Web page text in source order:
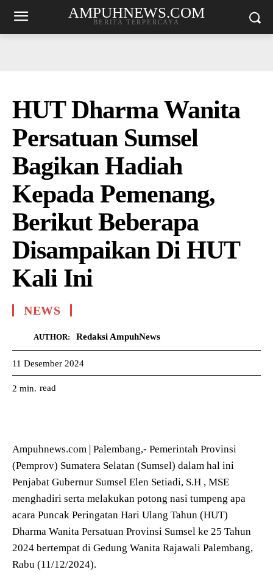
AMPUHNEWS.COM
BERITA TERPERCAYA
HUT Dharma Wanita
Persatuan Sumsel
Bagikan Hadiah
Kepada Pemenang,
Berikut Beberapa
Disampaikan Di HUT
Kali Ini
NEWS
AUTHOR: Redaksi AmpuhNews
11 Desember 2024
2 min. read
Ampuhnews.com | Palembang,- Pemerintah Provinsi
(Pemprov) Sumatera Selatan (Sumsel) dalam hal ini
Penjabat Gubernur Sumsel Elen Setiadi, S.H , MSE
menghadiri serta melakukan potong nasi tumpeng apa
acara Puncak Peringatan Hari Ulang Tahun (HUT)
Dharma Wanita Persatuan Provinsi Sumsel ke 25 Tahun
2024 bertempat di Gedung Wanita Rajawali Palembang,
Rabu (11/12/2024).